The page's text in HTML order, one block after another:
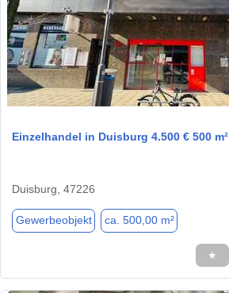
Einzelhandel in Duisburg 4.500 € 500 m²
Duisburg, 47226
Gewerbeobjekt ca. 500,00 m²
★